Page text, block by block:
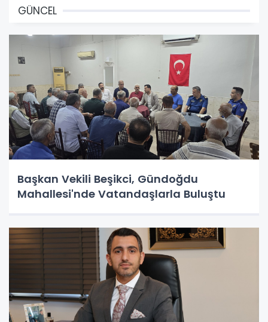
GÜNCEL
Başkan Vekili Beşikci, Gündoğdu
Mahallesi'nde Vatandaşlarla Buluştu